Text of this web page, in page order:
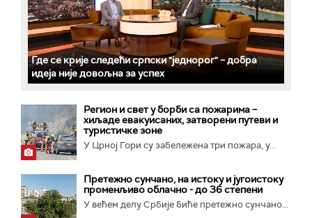
Где се крије следећи српски "једнорог" – добра
идеја није довољна за успех
Регион и свет у борби са пожарима –
хиљаде евакуисаних, затворени путеви и
туристичке зоне
У Црној Гори су забележена три пожара, у...
Претежно сунчано, на истоку и југоистоку
променљиво облачно - до 36 степени
У већем делу Србије биће претежно сунчано...